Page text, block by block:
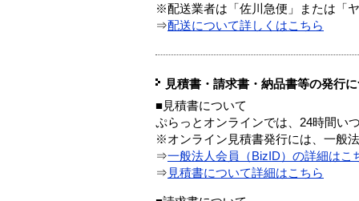
※配送業者は「佐川急便」または「
⇒配送について詳しくはこちら
見積書・請求書・納品書等の発行
■見積書について
ぷらっとオンラインでは、24時間い
※オンライン見積書発行には、一般
⇒一般法人会員（BizID）の詳細はこ
⇒ 見積書について詳細はこちら